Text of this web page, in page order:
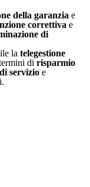
della garanzia e
correttiva e
di
la telegestione
di risparmio
servizio e